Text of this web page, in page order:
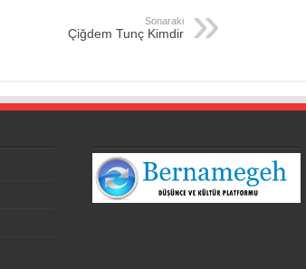
Sonaraki
Çiğdem Tunç Kimdir